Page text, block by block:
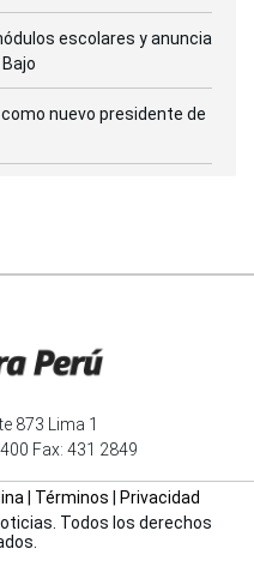
escolares y anuncia
nuevo presidente de
873 Lima 1
Fax: 431 2849
| Términos
Privacidad
Todos los derechos